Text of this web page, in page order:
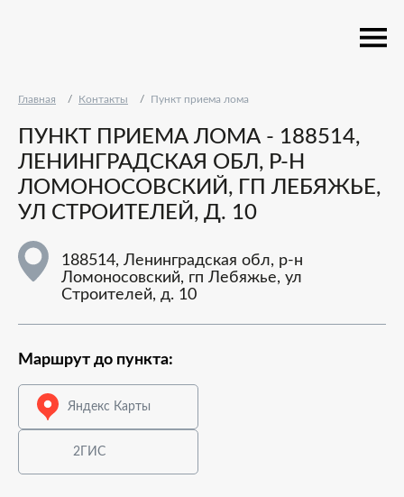
Главная Контакты Пункт приема лома
ПУНКТ ПРИЕМА ЛОМА - 188514,
ЛЕНИНГРАДСКАЯ ОБЛ, Р-Н
ЛОМОНОСОВСКИЙ, ГП ЛЕБЯЖЬЕ,
УЛ СТРОИТЕЛЕЙ, Д. 10
188514, Ленинградская обл, р-н
Ломоносовский, гп Лебяжье, ул
Строителей, д. 10
Маршрут до пункта:
Яндекс Карты
2ГИС